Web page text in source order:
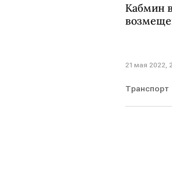
Кабмин
21 мая 2022,
Транспорт